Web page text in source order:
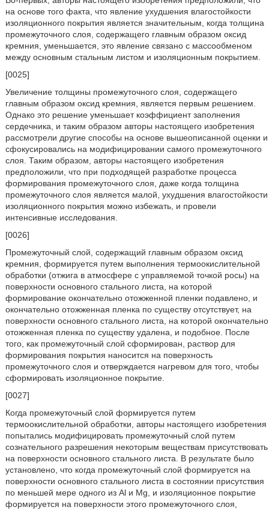
на основе того факта, что явление ухудшения влагостойкости
изоляционного покрытия является значительным, когда толщина
промежуточного слоя, содержащего главным образом оксид
кремния, уменьшается, это явление связано с массообменом
между основным стальным листом и изоляционным покрытием.
[0025]
Увеличение толщины промежуточного слоя, содержащего
главным образом оксид кремния, является первым решением.
Однако это решение уменьшает коэффициент заполнения
сердечника, и таким образом авторы настоящего изобретения
рассмотрели другие способы на основе вышеописанной оценки и
сфокусировались на модифицировании самого промежуточного
слоя. Таким образом, авторы настоящего изобретения
предположили, что при подходящей разработке процесса
формирования промежуточного слоя, даже когда толщина
промежуточного слоя является малой, ухудшения влагостойкости
изоляционного покрытия можно избежать, и провели
интенсивные исследования.
[0026]
Промежуточный слой, содержащий главным образом оксид
кремния, формируется путем выполнения термоокислительной
обработки (отжига в атмосфере с управляемой точкой росы) на
поверхности основного стального листа, на которой
формирование окончательно отожженной пленки подавлено, и
окончательно отожженная пленка по существу отсутствует, на
поверхности основного стального листа, на которой окончательно
отожженная пленка по существу удалена, и подобное. После
того, как промежуточный слой сформирован, раствор для
формирования покрытия наносится на поверхность
промежуточного слоя и отверждается нагревом для того, чтобы
сформировать изоляционное покрытие.
[0027]
Когда промежуточный слой формируется путем
термоокислительной обработки, авторы настоящего изобретения
попытались модифицировать промежуточный слой путем
сознательного разрешения некоторым веществам присутствовать
на поверхности основного стального листа. В результате было
установлено, что когда промежуточный слой формируется на
поверхности основного стального листа в состоянии присутствия
по меньшей мере одного из Al и Mg, и изоляционное покрытие
формируется на поверхности этого промежуточного слоя,